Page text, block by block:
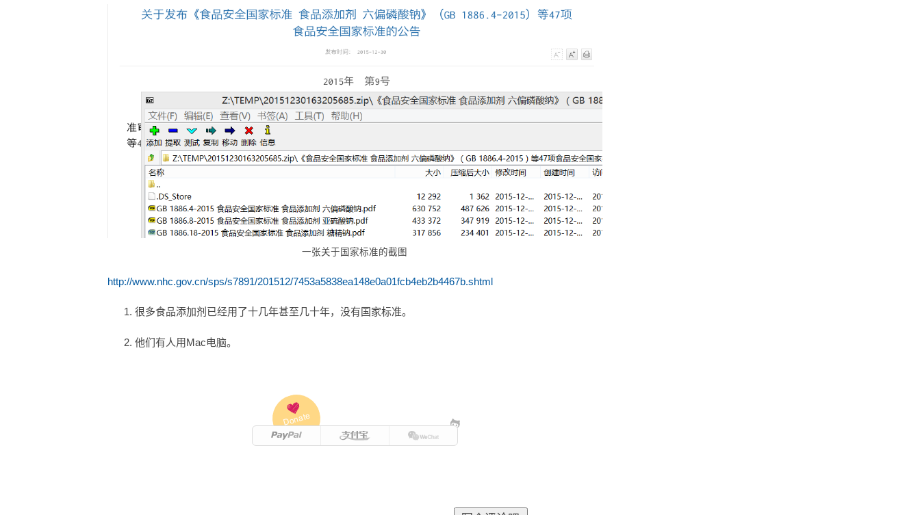
一张关于国家标准的截图
http://www.nhc.gov.cn/sps/s7891/201512/7453a5838ea148e0a01fcb4eb2b4467b.shtml
很多食品添加剂已经用了十几年甚至几十年，没有国家标准。
他们有人用Mac电脑。
Donate